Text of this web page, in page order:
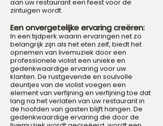
aan uw restaurant een feest voor de
zintuigen wordt.
Een onvergetelijke ervaring creëren:
In een tijdperk waarin ervaringen net zo
belangrijk zijn als het eten zelf, biedt het
opnemen van livemuziek door een
professionele violist een unieke en
gedenkwaardige ervaring voor uw
klanten. De rustgevende en soulvolle
deuntjes van de violist voegen een
element van verfijning en verfijning toe dat
lang na het verlaten van uw restaurant in
de hoofden van gasten blijft hangen. De
gedenkwaardige ervaring die door de